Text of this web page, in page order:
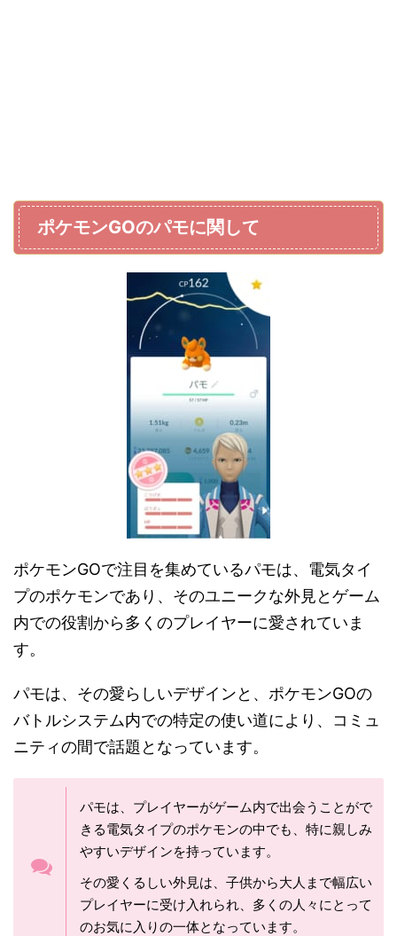
ポケモンGOのパモに関して
ポケモンGOで注目を集めているパモは、電気タイ
プのポケモンであり、そのユニークな外見とゲーム
内での役割から多くのプレイヤーに愛されていま
す。
パモは、その愛らしいデザインと、ポケモンGOの
バトルシステム内での特定の使い道により、コミュ
ニティの間で話題となっています。
パモは、プレイヤーがゲーム内で出会うことがで
きる電気タイプのポケモンの中でも、特に親しみ
やすいデザインを持っています。
その愛くるしい外見は、子供から大人まで幅広い
プレイヤーに受け入れられ、多くの人々にとって
のお気に入りの一体となっています。